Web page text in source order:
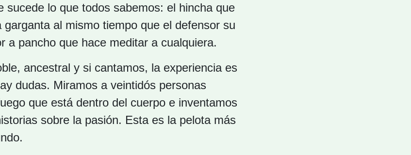
sucede lo que todos sabemos: el hincha que
garganta al mismo tiempo que el defensor su
a pancho que hace meditar a cualquiera.
ancestral y si cantamos, la experiencia es
dudas. Miramos a veintidós personas
que está dentro del cuerpo e inventamos
sobre la pasión. Esta es la pelota más